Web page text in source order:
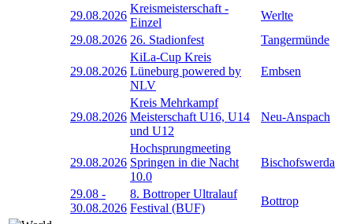
29.08.2026
Kreismeisterschaft -
Einzel
Werlte
29.08.2026 26. Stadionfest Tangermünde
29.08.2026
KiLa-Cup Kreis
Lüneburg powered by
NLV
Embsen
29.08.2026
Kreis Mehrkampf
Meisterschaft U16, U14
und U12
Neu-Anspach
29.08.2026
Hochsprungmeeting
Springen in die Nacht
10.0
Bischofswerda
29.08 -
30.08.2026
8. Bottroper Ultralauf
Festival (BUF)
Bottrop